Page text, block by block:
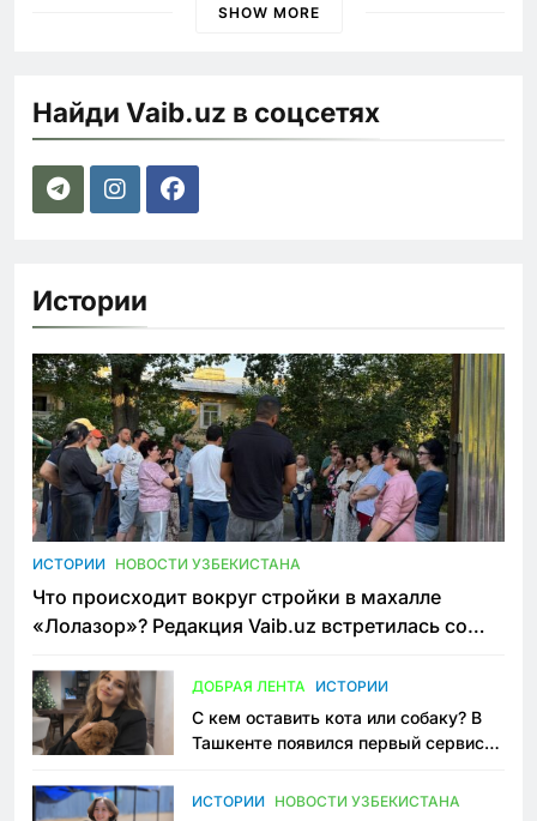
SHOW MORE
Найди Vaib.uz в соцсетях
Истории
ИСТОРИИ НОВОСТИ УЗБЕКИСТАНА
Что происходит вокруг стройки в махалле
«Лолазор»? Редакция Vaib.uz встретилась со
ДОБРАЯ ЛЕНТА ИСТОРИИ
С кем оставить кота или собаку? В
Ташкенте появился первый сервис
ИСТОРИИ НОВОСТИ УЗБЕКИСТАНА